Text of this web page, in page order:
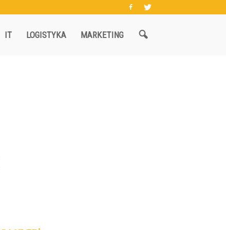
IT LOGISTYKA MARKETING